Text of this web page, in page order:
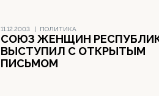
11.12.2003 | ПОЛИТИКА
СОЮЗ ЖЕНЩИН
ВЫСТУПИЛ С ОТКРЫТЫМ
ПИСЬМОМ